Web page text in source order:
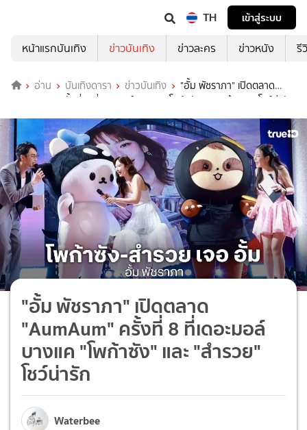
TH
เข้าสู่ระบบ
หน้าแรกบันเทิง
ข่าวบันเทิง ข่าวละคร ข่าวหนัง รี
อ่าน บันเทิงดารา ข่าวบันเทิง
"อั้ม พัชราภา" เปิดตลาด
"AumAum" ครั้งที่ 8 ที่เดอะมอล์ บางแค "โพก้าซัง" และ "สำรวย" โชว์น่ารัก
"อั้ม พัชราภา" เปิดตลาด
"AumAum" ครั้งที่ 8 ที่เดอะมอล์
บางแค "โพก้าซัง" และ "สำรวย"
โชว์น่ารัก
Waterbee